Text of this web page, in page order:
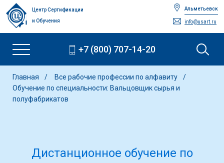
Центр Сертификации
и Обучения
Альметьевск
info@usart.ru
+7 (800) 707-14-20
Главная
Все рабочие профессии по алфавиту
Обучение по специальности: Вальцовщик сырья и
полуфабрикатов
Дистанционное обучение по